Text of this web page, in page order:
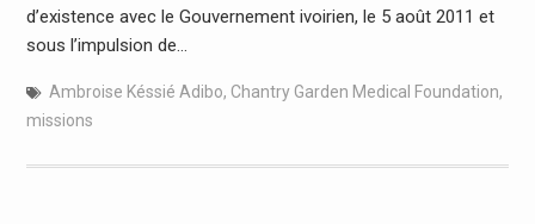
d’existence avec le Gouvernement ivoirien, le 5 août 2011 et
sous l’impulsion de…
Ambroise Késsié Adibo, Chantry Garden Medical Foundation,
missions